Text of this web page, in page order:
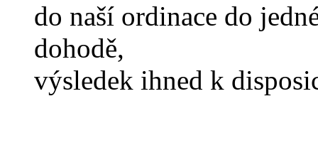
do naší ordinace do
dohodě,
výsledek ihned k